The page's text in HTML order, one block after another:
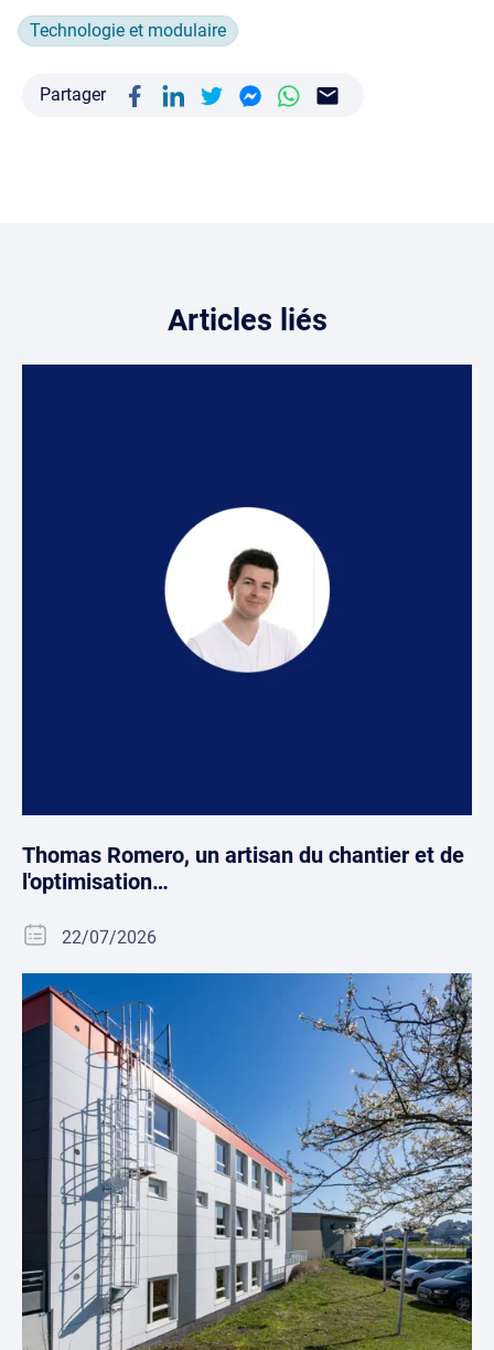
Technologie et modulaire
Partager
Articles liés
Thomas Romero, un artisan du chantier et de
l'optimisation…
22/07/2026